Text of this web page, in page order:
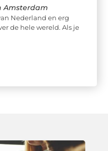
Amsterdam
Nederland en erg
de hele wereld. Als je